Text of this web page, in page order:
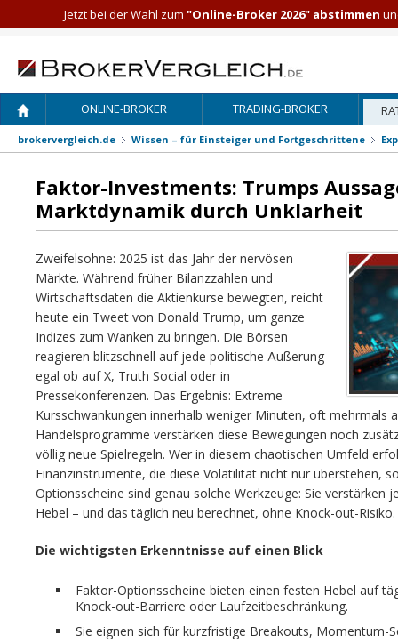
ONLINE-BROKER TRADING-BROKER
brokervergleich.de Wissen – für Einsteiger und Fortgeschrittene
Faktor-Investments: Trumps
Marktdynamik durch Unklarheit
Zweifelsohne: 2025 ist das Jahr der nervösen
Märkte. Während früher Bilanzzahlen und
Wirtschaftsdaten die Aktienkurse bewegten, reicht
heute ein Tweet von Donald Trump, um ganze
Indizes zum Wanken zu bringen. Die Börsen
reagieren blitzschnell auf jede politische Äußerung –
egal ob auf X, Truth Social oder in
Pressekonferenzen. Das Ergebnis: Extreme
Kursschwankungen innerhalb weniger Minuten, oft mehrmals
Handelsprogramme verstärken diese Bewegungen noch
völlig neue Spielregeln. Wer in diesem chaotischen Umfeld
Finanzinstrumente, die diese Volatilität nicht nur überstehen,
Optionsscheine sind genau solche Werkzeuge: Sie
Hebel – und das täglich neu berechnet, ohne Knock-out-Risiko.
Die wichtigsten Erkenntnisse auf einen Blick
Faktor-Optionsscheine bieten einen festen Hebel auf
Knock-out-Barriere oder Laufzeitbeschränkung.
Sie eignen sich für kurzfristige Breakouts, Momentum-
Jetzt bei der Wahl zum "Online-Broker 2026" abstimmen